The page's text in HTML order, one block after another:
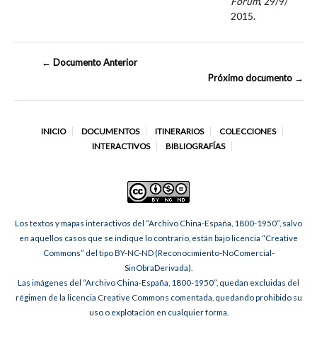
2015.
← Documento Anterior
Próximo documento →
INICIO DOCUMENTOS ITINERARIOS
COLECCIONES
INTERACTIVOS
BIBLIOGRAFÍAS
Los textos y mapas interactivos del “Archivo China-España, 1800-1950”, salvo
en aquellos casos que se indique lo contrario, están bajo licencia “Creative
Commons” del tipo BY-NC-ND (Reconocimiento-NoComercial-
SinObraDerivada).
Las imágenes del “Archivo China-España, 1800-1950”, quedan excluidas del
régimen de la licencia Creative Commons comentada, quedando prohibido su
uso o explotación en cualquier forma.